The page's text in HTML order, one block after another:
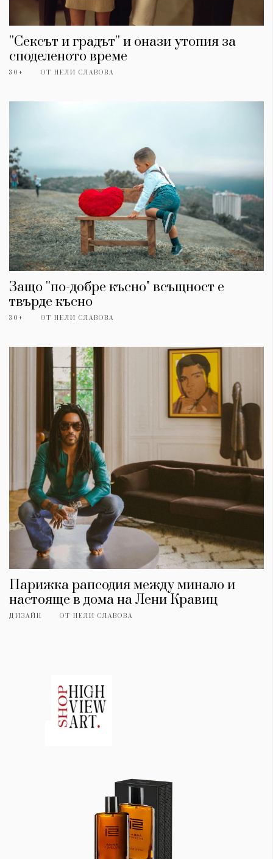
''Сексът и градът'' и онази утопия за
споделеното време
30+ ОТ НЕЛИ СЛАВОВА
Защо ''по-добре късно" всъщност е
твърде късно
30+ ОТ НЕЛИ СЛАВОВА
Парижка рапсодия между минало и
настояще в дома на Лени Кравиц
ДИЗАЙН ОТ НЕЛИ СЛАВОВА